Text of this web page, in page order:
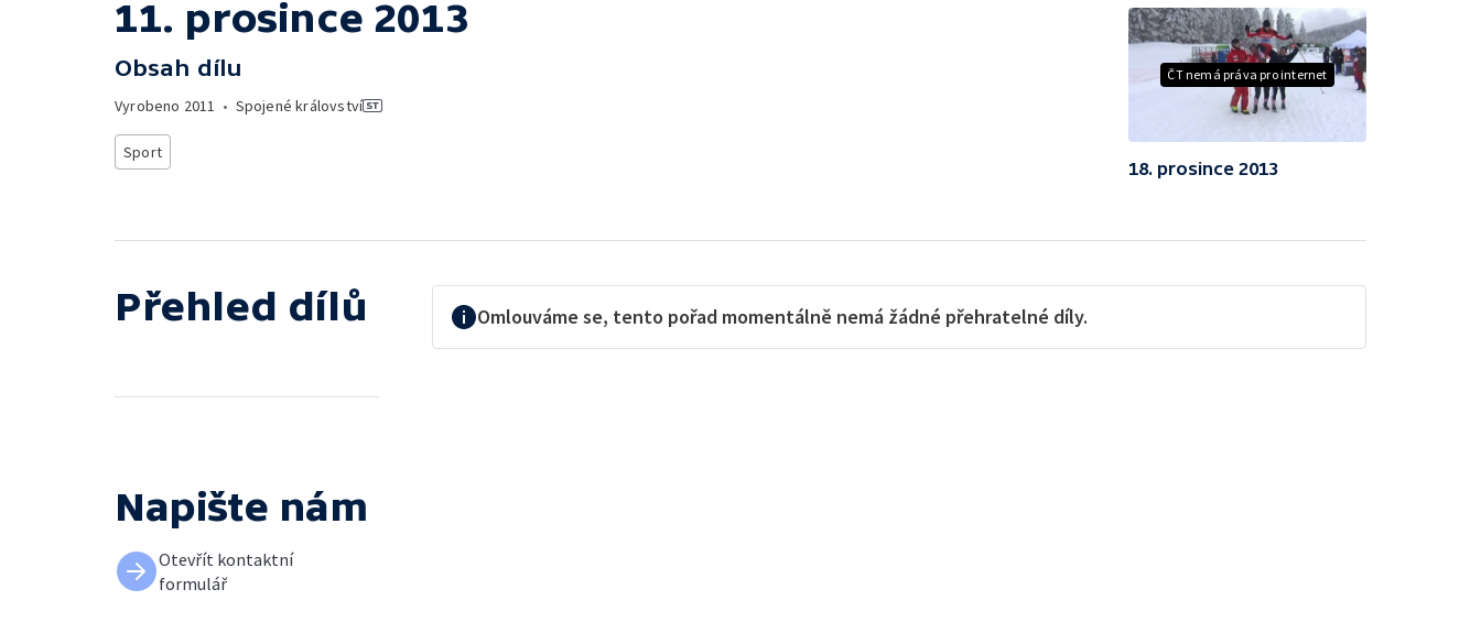
11. prosince 2013
Obsah dílu
Vyrobeno 2011 • Spojené království
Sport
ČT nemá práva pro internet
18. prosince 2013
Přehled dílů Omlouváme se, tento pořad momentálně nemá žádné přehratelné díly.
Napište nám
Otevřít kontaktní
formulář